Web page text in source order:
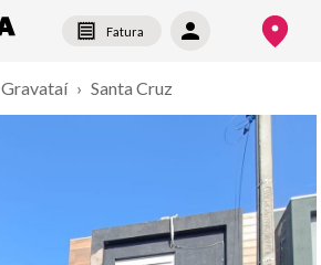
Fatura
Gravataí › Santa Cruz